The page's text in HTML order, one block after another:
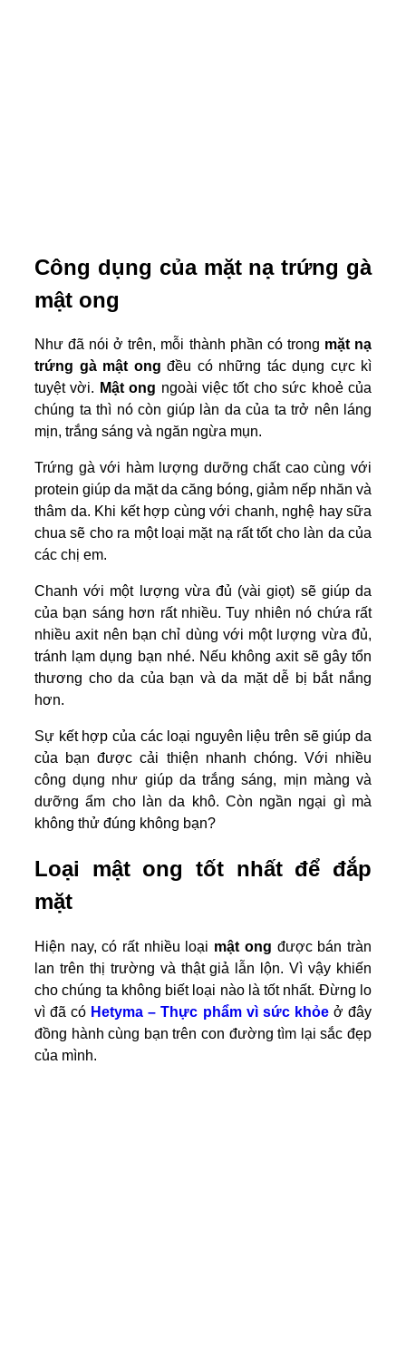
Công dụng của mặt nạ trứng gà
mật ong
Như đã nói ở trên, mỗi thành phần có trong mặt nạ
trứng gà mật ong đều có những tác dụng cực kì
tuyệt vời. Mật ong ngoài việc tốt cho sức khoẻ của
chúng ta thì nó còn giúp làn da của ta trở nên láng
mịn, trắng sáng và ngăn ngừa mụn.
Trứng gà với hàm lượng dưỡng chất cao cùng với
protein giúp da mặt da căng bóng, giảm nếp nhăn và
thâm da. Khi kết hợp cùng với chanh, nghệ hay sữa
chua sẽ cho ra một loại mặt nạ rất tốt cho làn da của
các chị em.
Chanh với một lượng vừa đủ (vài giọt) sẽ giúp da
của bạn sáng hơn rất nhiều. Tuy nhiên nó chứa rất
nhiều axit nên bạn chỉ dùng với một lượng vừa đủ,
tránh lạm dụng bạn nhé. Nếu không axit sẽ gây tổn
thương cho da của bạn và da mặt dễ bị bắt nắng
hơn.
Sự kết hợp của các loại nguyên liệu trên sẽ giúp da
của bạn được cải thiện nhanh chóng. Với nhiều
công dụng như giúp da trắng sáng, mịn màng và
dưỡng ẩm cho làn da khô. Còn ngần ngại gì mà
không thử đúng không bạn?
Loại mật ong tốt nhất để đắp
mặt
Hiện nay, có rất nhiều loại mật ong được bán tràn
lan trên thị trường và thật giả lẫn lộn. Vì vậy khiến
cho chúng ta không biết loại nào là tốt nhất. Đừng lo
vì đã có Hetyma – Thực phẩm vì sức khỏe ở đây
đồng hành cùng bạn trên con đường tìm lại sắc đẹp
của mình.